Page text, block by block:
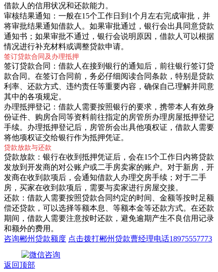
借款人的信用状况和还款能力。
审核结果通知：一般在15个工作日到1个月左右完成审批，并
将审批结果通知借款人。如果审批通过，银行会出具同意贷款
通知书；如果审批不通过，银行会说明原因，借款人可以根据
情况进行补充材料或调整贷款申请。
签订贷款合同及办理抵押
签订贷款合同：借款人在接到银行的通知后，前往银行签订贷
款合同。在签订合同前，务必仔细阅读合同条款，特别是贷款
利率、还款方式、违约责任等重要内容，确保自己理解并同意
其中的各项规定。
办理抵押登记：借款人需要按照银行的要求，携带本人有效身
份证件、购房合同等资料前往指定的房管所办理房屋抵押登记
手续。办理抵押登记后，房管所会出具他项权证，借款人需要
将他项权证交给银行作为抵押凭证。
贷款放款与还款
贷款放款：银行在收到抵押凭证后，会在15个工作日内将贷款
发放到开发商的对公账户或二手房卖家的账户。对于新房，开
发商在收到款项后，会通知借款人办理交房手续；对于二手
房，买家在收到款项后，需要与卖家进行房屋交接。
还款：借款人需要按照贷款合同约定的时间、金额等按时足额
偿还贷款，可以选择等额本息、等额本金等还款方式。在还款
期间，借款人需要注意按时还款，避免逾期产生不良信用记录
和额外的费用。
咨询郴州贷款额度 点击拨打郴州贷款曹经理电话18975557773
返回顶部